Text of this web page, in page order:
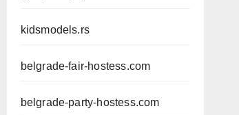
kidsmodels.rs
belgrade-fair-hostess.com
belgrade-party-hostess.com